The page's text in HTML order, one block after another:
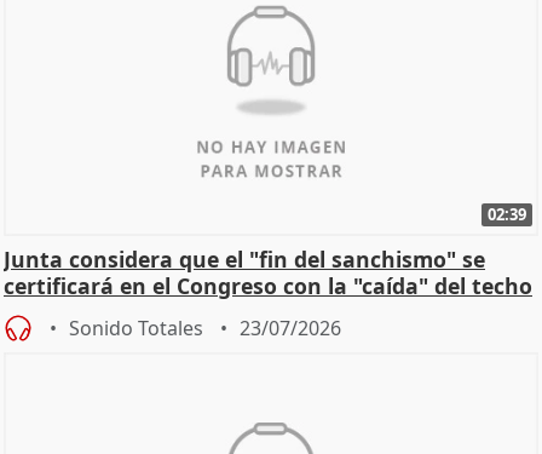
02:39
Junta considera que el "fin del sanchismo" se
certificará en el Congreso con la "caída" del techo
de
Sonido Totales 23/07/2026